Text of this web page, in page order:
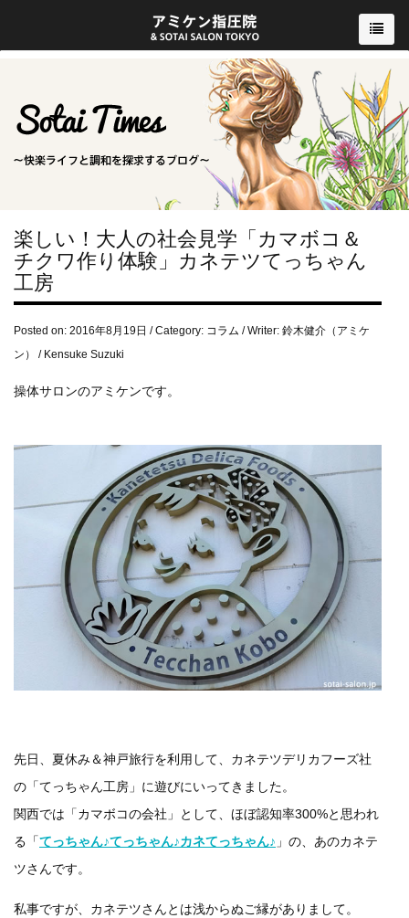
楽しい！大人の社会見学「カマボコ＆
チクワ作り体験」カネテツてっちゃん
工房
Posted on: 2016年8月19日 / Category: コラム / Writer: 鈴木健介（アミケ
ン） / Kensuke Suzuki
操体サロンのアミケンです。
先日、夏休み＆神戸旅行を利用して、カネテツデリカフーズ社
の「てっちゃん工房」に遊びにいってきました。
関西では「カマボコの会社」として、ほぼ認知率300%と思われ
る「てっちゃん♪てっちゃん♪カネてっちゃん♪ 」の、あのカネテ
ツさんです。
私事ですが、カネテツさんとは浅からぬご縁がありまして。